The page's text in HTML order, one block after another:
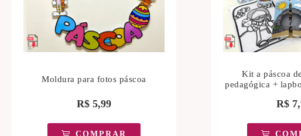
Moldura para fotos páscoa
R$ 5,99
COMPRAR
Kit a páscoa
pedagógica +
R$